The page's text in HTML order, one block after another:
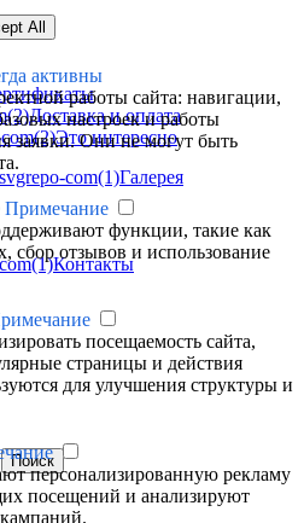
Доставка и оплата
Это интересно
Галерея
Контакты
Поиск
All
активны
работы сайта: навигации,
настроек и работы
заявки. Они не могут быть
Примечание
функции, такие как
сбор отзывов и использование
посещаемость сайта,
страницы и действия
для улучшения структуры и
персонализированную рекламу
посещений и анализируют